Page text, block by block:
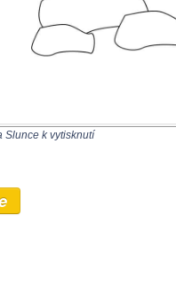
Slunce k vytisknutí